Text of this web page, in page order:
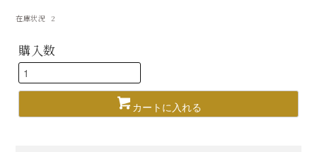
在庫状況 2
購入数
カートに入れる